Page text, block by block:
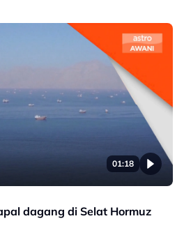
01:18
dagang di Selat Hormuz